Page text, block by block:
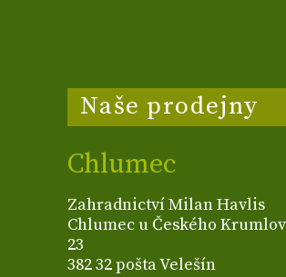
Naše prodejny
Chlumec
Zahradnictví Milan Havlis
Chlumec u Českého
23
382 32 pošta Velešín